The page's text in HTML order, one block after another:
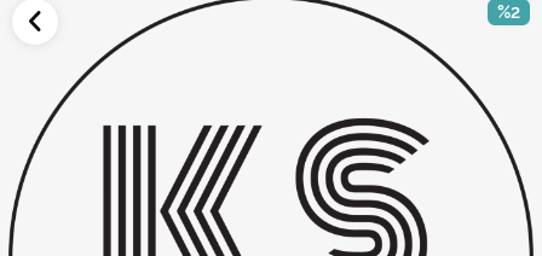
Elektrikli Aksamlar
Elektrikli Süpürge
Fan
%2